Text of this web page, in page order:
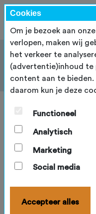
Medicijnen,
drugs
Wanneer je om
een dispensatie
Cookies
Om je bezoek aan
verlopen, maken wij
het verkeer te
(advertentie)inhoud te
content aan te bieden.
daarom kun je deze
Functioneel
Analytisch
Marketing
Social media
Accepteer alles